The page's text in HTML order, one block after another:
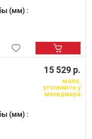
(мм) :
(мм) :
15 529 р.
мало,
уточняйте у
менеджера